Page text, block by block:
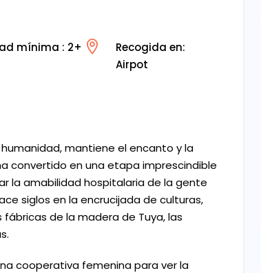
mínima : 2+
Recogida en:
Airpot
mantiene el encanto y la
convertido en una etapa imprescindible
la amabilidad hospitalaria de la gente
siglos en la encrucijada de culturas,
de la madera de Tuya, las
cooperativa femenina para ver la